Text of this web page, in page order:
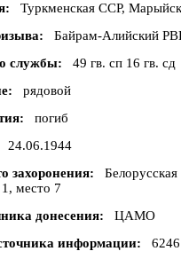
Туркменская ССР,
Байрам-Алийский
службы
49 гв. сп 16 гв. сд
рядовой
погиб
24.06.1944
захоронения
место 7
донесения
ЦАМО
информации
6246